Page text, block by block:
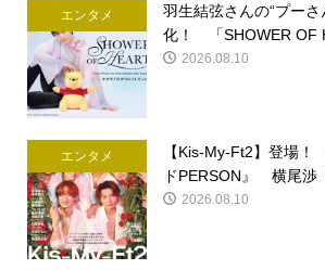
エンタメ
羽生結弦さんの“プー
化！ 「SHOWER OF
2026.08.10
エンタメ
【Kis-My-Ft2】登場
ドPERSON』 横尾渉
2026.08.10